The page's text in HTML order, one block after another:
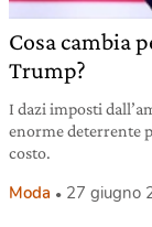
Cosa cambia
Trump?
I dazi imposti
enorme deterrente
costo.
Moda 27 giugno